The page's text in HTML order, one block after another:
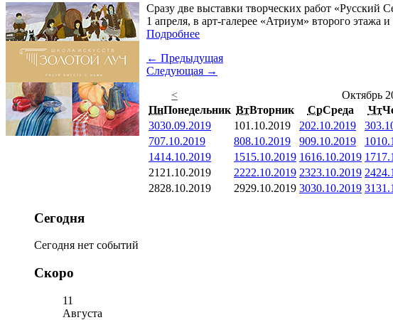
Сразу две выставки творческих работ «Русский
1 апреля, в арт-галерее «Атриум» второго
Подробнее
← Предыдущая
Следующая →
<
Октябрь
ПнПонедельник ВтВторник СрСреда Чт
3030.09.2019 101.10.2019 202.10.2019 3
707.10.2019 808.10.2019 909.10.2019 10
1414.10.2019 1515.10.2019 1616.10.2019 17
21 21.10.2019 2222.10.2019 2323.10.2019 24
2828.10.2019 2929.10.2019 3030.10.2019 31
Сегодня
Сегодня нет событий
Скоро
11
Августа